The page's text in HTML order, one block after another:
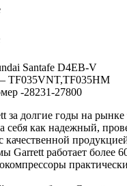
Santafe D4EB-V
TF035VNT,TF035HM
-28231-27800
за долгие годы на рынке
себя как надежный,
качественной
Garrett работает более